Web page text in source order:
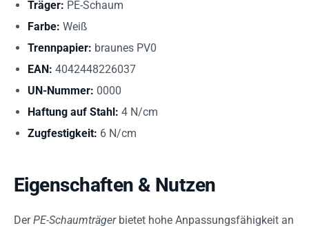
Träger: PE-Schaum
Farbe: Weiß
Trennpapier: braunes PV0
EAN: 4042448226037
UN-Nummer: 0000
Haftung auf Stahl: 4 N/cm
Zugfestigkeit: 6 N/cm
Eigenschaften & Nutzen
DerPE-Schaumträgerbietet hohe Anpassungsfähigkeit an